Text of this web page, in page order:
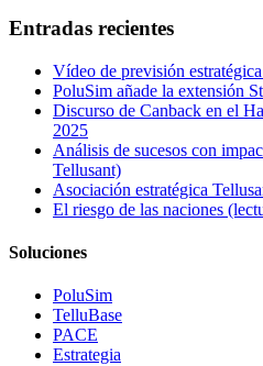
Entradas recientes
Vídeo de previsión
PoluSim añade la extensión
Discurso de Canback en el
2025
Análisis de sucesos con
Tellusant)
Asociación estratégica
El riesgo de las naciones
Soluciones
PoluSim
TelluBase
PACE
Estrategia